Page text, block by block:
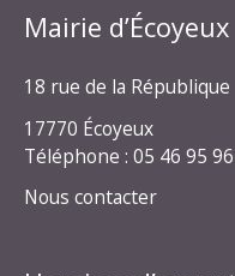
Mairie d’Écoyeux
18 rue de la République
17770 Écoyeux
Téléphone : 05 46 95 96
Nous contacter